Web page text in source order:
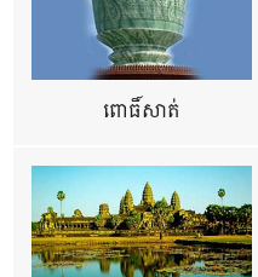
ពោធិ៍សាត់